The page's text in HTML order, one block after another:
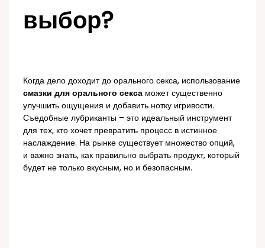
выбор?
Когда дело доходит до орального секса, использование
смазки для орального секса может существенно
улучшить ощущения и добавить нотку игривости.
Съедобные лубриканты – это идеальный инструмент
для тех, кто хочет превратить процесс в истинное
наслаждение. На рынке существует множество опций,
и важно знать, как правильно выбрать продукт, который
будет не только вкусным, но и безопасным.